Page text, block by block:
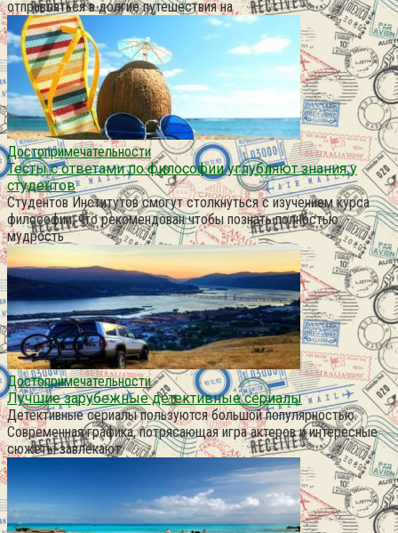
отправляться в долгие путешествия на
Достопримечательности
Тесты с ответами по философии углубляют знания у
студентов
Студентов Институтов смогут столкнуться с изучением курса
философии, что рекомендован чтобы познать полностью
мудрость
Достопримечательности
Лучшие зарубежные детективные сериалы
Детективные сериалы пользуются большой популярностью.
Современная графика, потрясающая игра актеров и интересные
сюжеты завлекают